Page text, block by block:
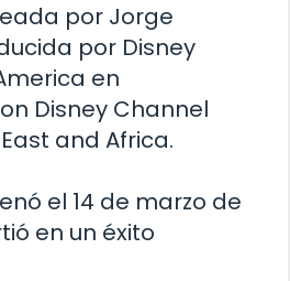
por Jorge
por Disney
en
Disney Channel
and Africa.
el 14 de marzo de
en un éxito